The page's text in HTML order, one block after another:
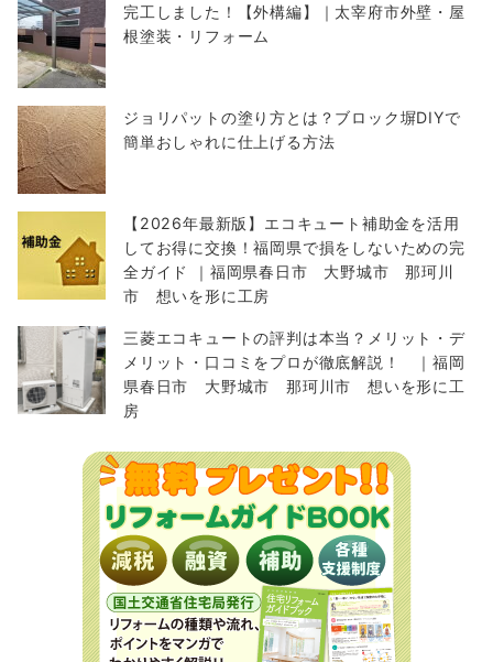
完工しました！【外構編】｜太宰府市外壁・屋
根塗装・リフォーム
ジョリパットの塗り方とは？ブロック塀DIYで
簡単おしゃれに仕上げる方法
【2026年最新版】エコキュート補助金を活用
してお得に交換！福岡県で損をしないための完
全ガイド ｜福岡県春日市 大野城市 那珂川
市 想いを形に工房
三菱エコキュートの評判は本当？メリット・デ
メリット・口コミをプロが徹底解説！ ｜福岡
県春日市 大野城市 那珂川市 想いを形に工
房